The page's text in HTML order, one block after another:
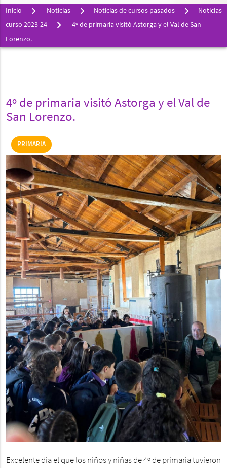
Inicio Noticias Noticias de cursos pasados
Noticias
curso 2023-24
4º de primaria visitó Astorga y el Val de San
Lorenzo.
4º de primaria visitó Astorga y el Val de
San Lorenzo.
PRIMARIA
Excelente día el que los niños y niñas de 4º de primaria tuvieron